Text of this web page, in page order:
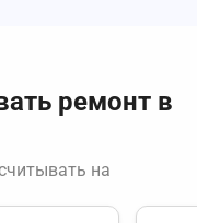
ремонт в
на